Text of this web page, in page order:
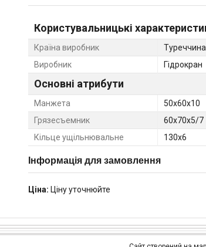
Користувальницькі
Країна виробник
Туреччина
Виробник
Гідрокран
Основні атрибути
Манжета
50х60х10
Грязесъемник
60х70х5/7
Кільце ущільнювальне
130х6
Інформація для замовлення
Ціна: Ціну уточнюйте